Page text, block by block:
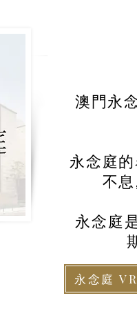
澳門永
永念庭
不
永念庭
永念庭